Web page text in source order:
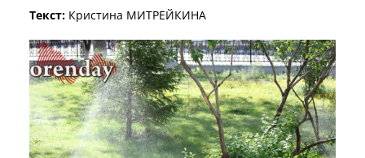
Текст: Кристина МИТРЕЙКИНА